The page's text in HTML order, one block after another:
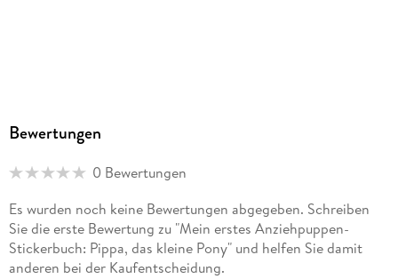
Bewertungen
0 Bewertungen
Es wurden noch keine Bewertungen abgegeben. Schreiben
Sie die erste Bewertung zu "Mein erstes Anziehpuppen-
Stickerbuch: Pippa, das kleine Pony" und helfen Sie damit
anderen bei der Kaufentscheidung.